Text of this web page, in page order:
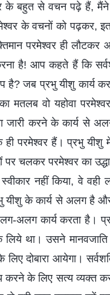
के बहुत से वचन पढ़े हैं,
के वचनों को पढ़कर,
परमेश्वर ही
है! आप कहते हैं कि
जब प्रभु यीशु कार्य
मतलब वो यहोवा
जारी करने के कार्य से
परमेश्वर हैं। प्रभु यीशु
पर चलकर परमेश्वर का
नहीं किया, वे वही
यीशु के कार्य से अलग है
कार्य करता है।
लिये था। उसने
लिए दोबारा आयेगा।
करने के लिए सत्य व्यक्त